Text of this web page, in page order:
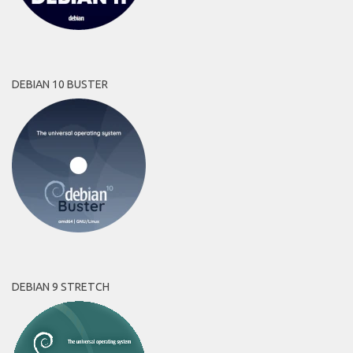
DEBIAN 10 BUSTER
DEBIAN 9 STRETCH